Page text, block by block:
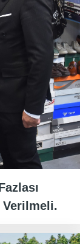
Verilmeli.